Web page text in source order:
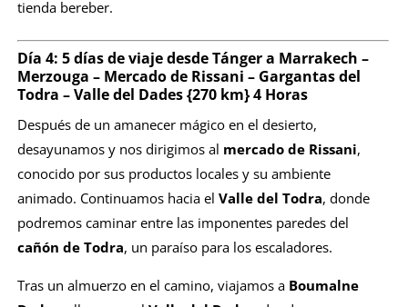
tienda bereber.
Día 4: 5 días de viaje desde Tánger a Marrakech –
Merzouga – Mercado de Rissani – Gargantas del
Todra – Valle del Dades {270 km} 4 Horas
Después de un amanecer mágico en el desierto,
desayunamos y nos dirigimos al mercado de Rissani,
conocido por sus productos locales y su ambiente
animado. Continuamos hacia el Valle del Todra, donde
podremos caminar entre las imponentes paredes del
cañón de Todra, un paraíso para los escaladores.
Tras un almuerzo en el camino, viajamos a Boumalne